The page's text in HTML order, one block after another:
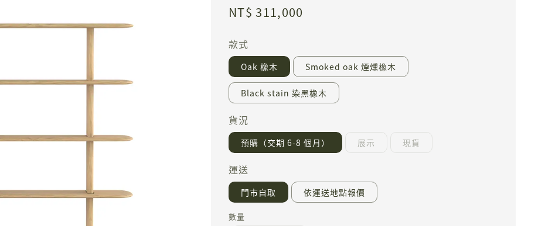
Regular
NT$ 311,000
款式
Oak 橡木 Smoked oak 煙燻橡木
Black stain 染黑橡木
貨況
預購（交期 6-8 個月） 展示 現貨
運送
門市自取 依運送地點報價
數量